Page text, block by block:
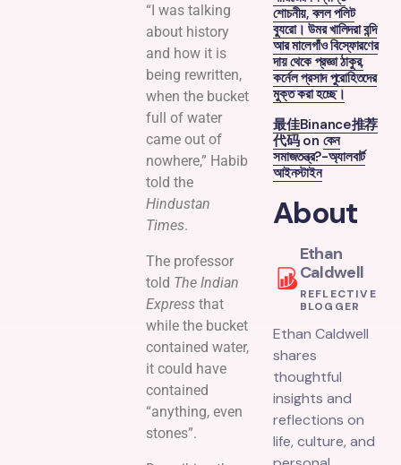
“I was talking
about history
and how it is
being rewritten,
when the bucket
full of water
came out of
nowhere,” Habib
told the
Hindustan
Times.
The professor
told The Indian
Express that
while the bucket
contained water,
it could have
contained
“anything, even
stones”.
শোচনীয়, বলল পলিট
ব্যুরো। উমর খালিদরা বন্দি
আর মালেগাঁও বিস্ফোরণের
দায় থেকে প্রজ্ঞা ঠাকুর,
কর্নেল প্রসাদ পুরোহিতদের
মুক্ত করা হচ্ছে।
最佳Binance推荐
代码on কেন
সমাজতন্ত্র?-অ্যালবার্ট
আইনস্টাইন
About
Ethan
Caldwell
REFLECTIVE
BLOGGER
Ethan Caldwell
shares
thoughtful
insights and
reflections on
life, culture, and